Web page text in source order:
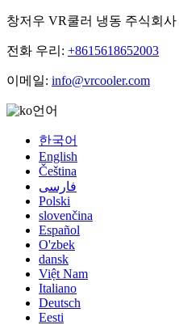
창저우 VR쿨러 냉동 주식회
전화 우리: +8615618652003
이메일: info@vrcooler.com
언어
한국어
English
Čeština
فارسی
Polski
slovenčina
Español
O'zbek
dansk
Việt Nam
Italiano
Deutsch
Eesti